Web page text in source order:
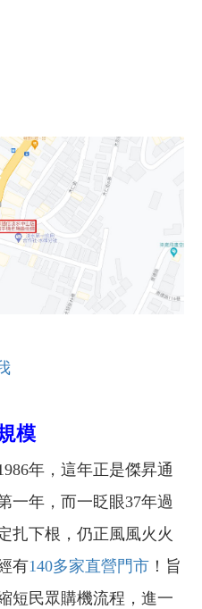
模
年，這年正是傑昇通
一年，而一眨眼37年過
扎下根，仍正風風火火
有140多家直營門市 ！旨
短民眾購機流程，進一